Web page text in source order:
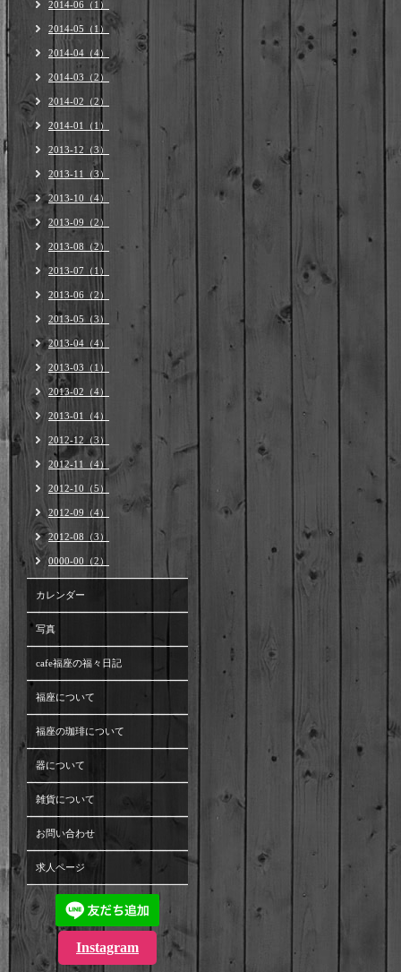
2014-06（1）
2014-05（1）
2014-04（4）
2014-03（2）
2014-02（2）
2014-01（1）
2013-12（3）
2013-11（3）
2013-10（4）
2013-09（2）
2013-08（2）
2013-07（1）
2013-06（2）
2013-05（3）
2013-04（4）
2013-03（1）
2013-02（4）
2013-01（4）
2012-12（3）
2012-11（4）
2012-10（5）
2012-09（4）
2012-08（3）
0000-00（2）
カレンダー
写真
cafe福座の福々日記
福座について
福座の珈琲について
器について
雑貨について
お問い合わせ
求人ページ
Instagram